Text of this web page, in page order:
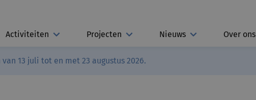
Activiteiten Projecten Nieuws Over ons
13 juli tot en met 23 augustus 2026.